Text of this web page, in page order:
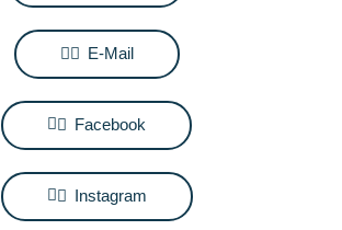
E-Mail
Facebook
Instagram